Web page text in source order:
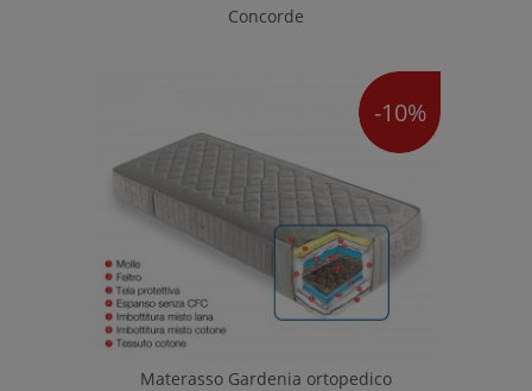
Concorde
-10%
Materasso Gardenia ortopedico